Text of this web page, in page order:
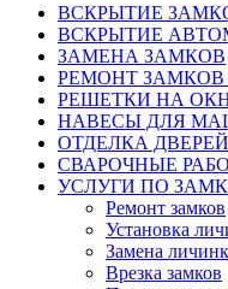
ВСКРЫТИЕ
ВСКРЫТИЕ
ЗАМЕНА ЗАМКОВ
РЕМОНТ
РЕШЕТКИ НА
НАВЕСЫ ДЛЯ
ОТДЕЛКА ДВЕРЕЙ
СВАРОЧНЫЕ
УСЛУГИ ПО
Ремонт замков
Установка
Замена
Врезка замков